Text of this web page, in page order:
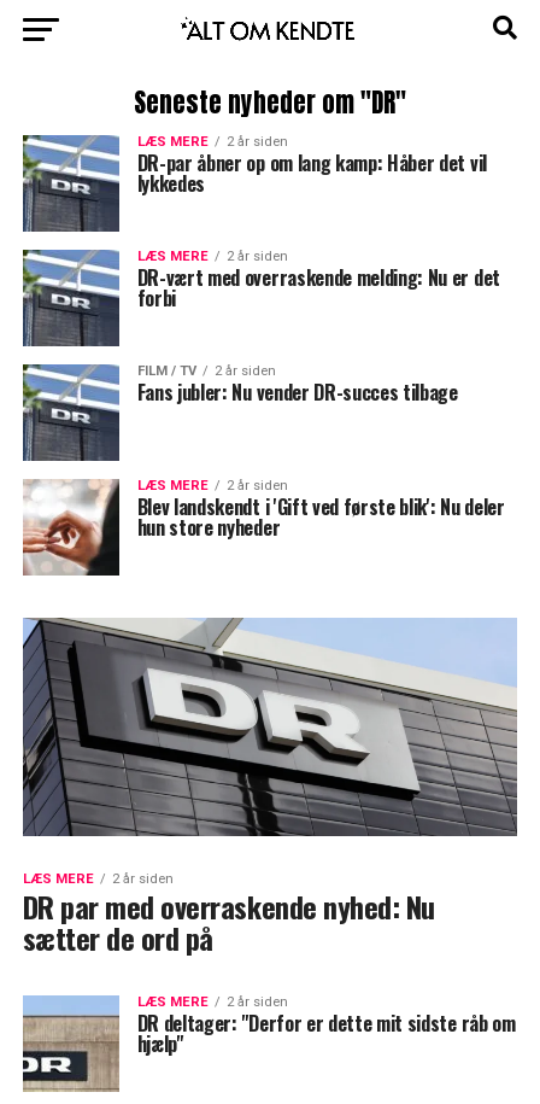
Seneste nyheder om "DR"
LÆS MERE 2 år siden
DR-par åbner op om lang kamp: Håber det vil
lykkedes
LÆS MERE 2 år siden
DR-vært med overraskende melding: Nu er det
forbi
FILM / TV 2 år siden
Fans jubler: Nu vender DR-succes tilbage
LÆS MERE 2 år siden
Blev landskendt i 'Gift ved første blik': Nu deler
hun store nyheder
LÆS MERE 2 år siden
DR par med overraskende nyhed: Nu
sætter de ord på
LÆS MERE 2 år siden
DR deltager: "Derfor er dette mit sidste råb om
hjælp"